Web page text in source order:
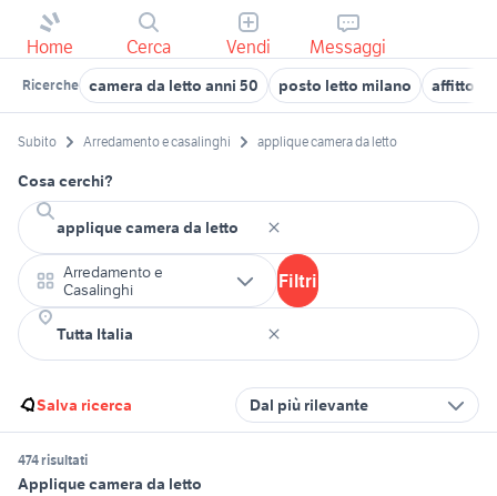
Home Cerca Vendi Messaggi
Ricerche camera da letto anni 50 posto letto milano affitto
Subito Arredamento e casalinghi applique camera da letto
Cosa cerchi?
Arredamento e
Casalinghi
Filtri
Salva ricerca Dal più rilevante
474 risultati
Applique camera da letto